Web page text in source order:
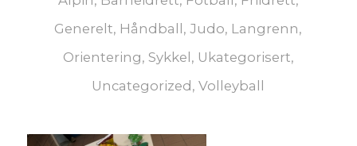
Generelt, Håndball,Judo, Langrenn,
Orientering, Sykkel, Ukategorisert,
Uncategorized,Volleyball